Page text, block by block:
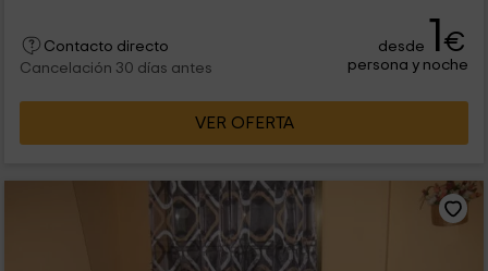
Contacto directo
Cancelación 30 días antes
desde 1€
persona y noche
VER OFERTA